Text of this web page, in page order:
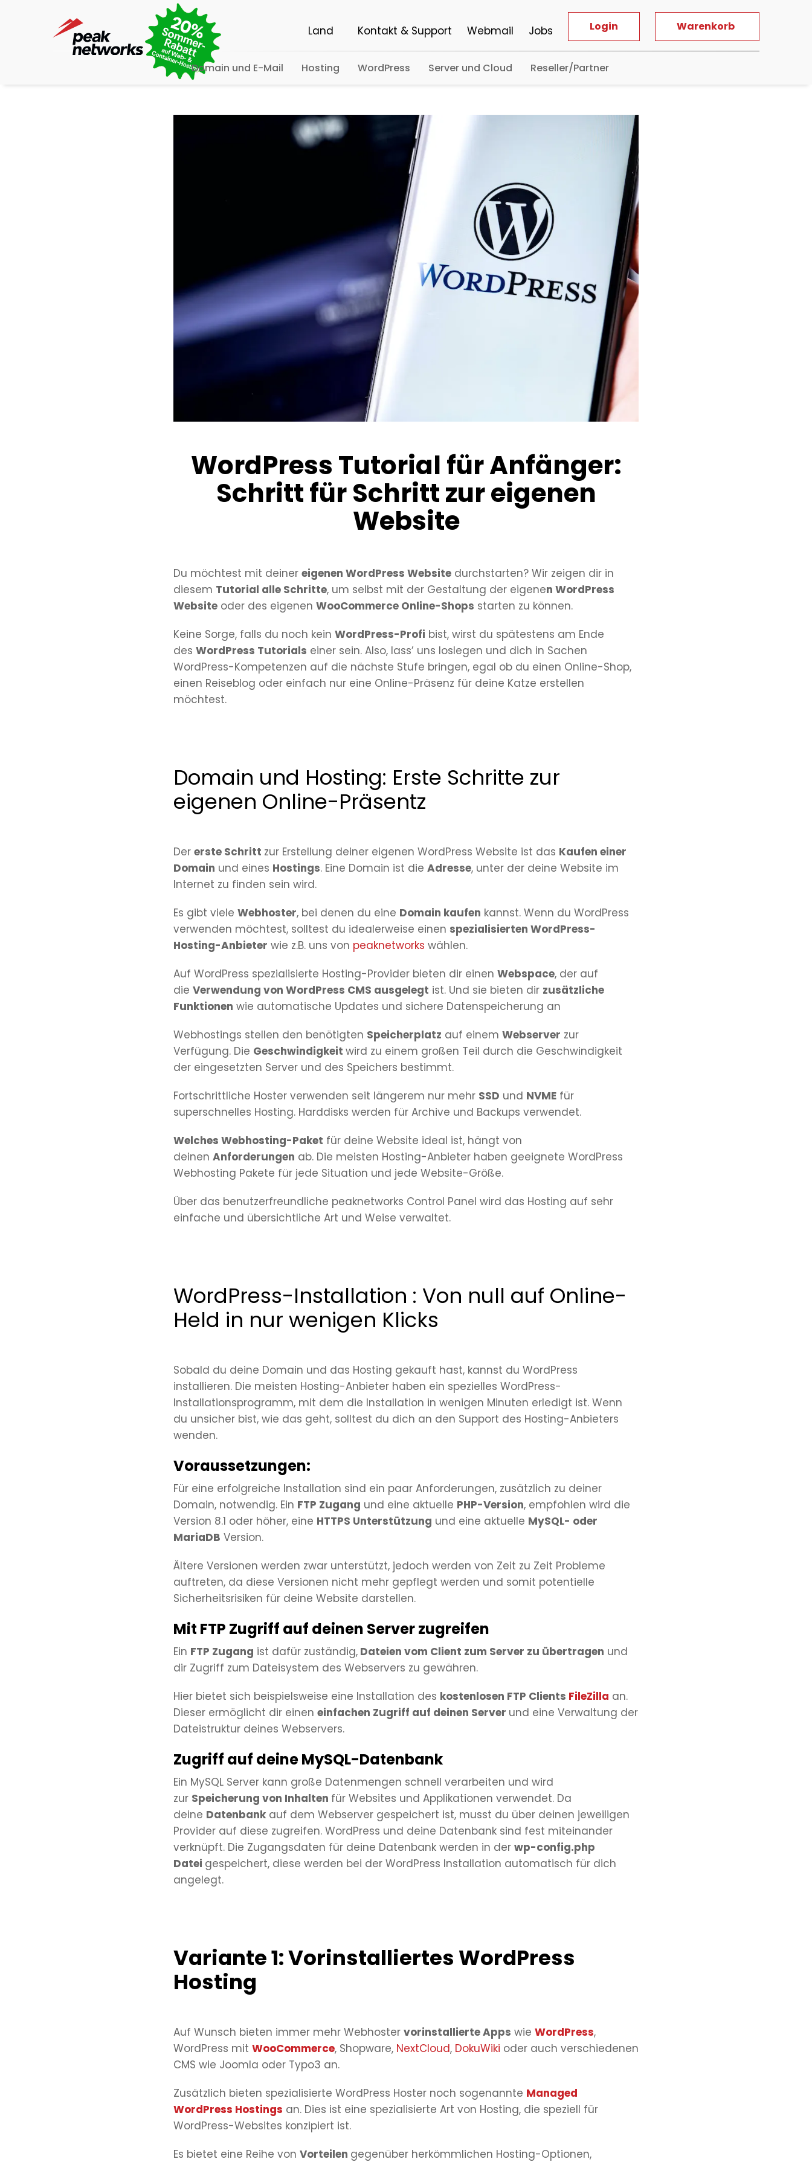
Land Kontakt & Support Webmail Jobs Login Warenkorb
Domain und E-Mail Hosting WordPress Server und Cloud Reseller/Partner
WordPress Tutorial für Anfänger:
Schritt für Schritt zur eigenen
Website
Du möchtest mit deiner eigenen WordPress Website durchstarten? Wir zeigen dir in
diesem Tutorial alle Schritte, um selbst mit der Gestaltung der eigenen WordPress
Website oder des eigenen WooCommerce Online-Shops starten zu können.
Keine Sorge, falls du noch kein WordPress-Profi bist, wirst du spätestens am Ende
des WordPress Tutorials einer sein. Also, lass’ uns loslegen und dich in Sachen
WordPress-Kompetenzen auf die nächste Stufe bringen, egal ob du einen Online-Shop,
einen Reiseblog oder einfach nur eine Online-Präsenz für deine Katze erstellen
möchtest.
Domain und Hosting: Erste Schritte zur
eigenen Online-Präsentz
Der erste Schritt zur Erstellung deiner eigenen WordPress Website ist das Kaufen einer
Domain und eines Hostings. Eine Domain ist die Adresse, unter der deine Website im
Internet zu finden sein wird.
Es gibt viele Webhoster, bei denen du eine Domain kaufen kannst. Wenn du WordPress
verwenden möchtest, solltest du idealerweise einen spezialisierten WordPress-
Hosting-Anbieter wie z.B. uns von peaknetworks wählen.
Auf WordPress spezialisierte Hosting-Provider bieten dir einen Webspace, der auf
die Verwendung von WordPress CMS ausgelegt ist. Und sie bieten dir zusätzliche
Funktionen wie automatische Updates und sichere Datenspeicherung an
Webhostings stellen den benötigten Speicherplatz auf einem Webserver zur
Verfügung. Die Geschwindigkeit wird zu einem großen Teil durch die Geschwindigkeit
der eingesetzten Server und des Speichers bestimmt.
Fortschrittliche Hoster verwenden seit längerem nur mehr SSD und NVME für
superschnelles Hosting. Harddisks werden für Archive und Backups verwendet.
Welches Webhosting-Paket für deine Website ideal ist, hängt von
deinen Anforderungen ab. Die meisten Hosting-Anbieter haben geeignete WordPress
Webhosting Pakete für jede Situation und jede Website-Größe.
Über das benutzerfreundliche peaknetworks Control Panel wird das Hosting auf sehr
einfache und übersichtliche Art und Weise verwaltet.
WordPress-Installation : Von null auf Online-
Held in nur wenigen Klicks
Sobald du deine Domain und das Hosting gekauft hast, kannst du WordPress
installieren. Die meisten Hosting-Anbieter haben ein spezielles WordPress-
Installationsprogramm, mit dem die Installation in wenigen Minuten erledigt ist. Wenn
du unsicher bist, wie das geht, solltest du dich an den Support des Hosting-Anbieters
wenden.
Voraussetzungen:
Für eine erfolgreiche Installation sind ein paar Anforderungen, zusätzlich zu deiner
Domain, notwendig. Ein FTP Zugang und eine aktuelle PHP-Version, empfohlen wird die
Version 8.1 oder höher, eine HTTPS Unterstützung und eine aktuelle MySQL- oder
MariaDB Version.
Ältere Versionen werden zwar unterstützt, jedoch werden von Zeit zu Zeit Probleme
auftreten, da diese Versionen nicht mehr gepflegt werden und somit potentielle
Sicherheitsrisiken für deine Website darstellen.
Mit FTP Zugriff auf deinen Server zugreifen
Ein FTP Zugang ist dafür zuständig, Dateien vom Client zum Server zu übertragen und
dir Zugriff zum Dateisystem des Webservers zu gewähren.
Hier bietet sich beispielsweise eine Installation des kostenlosen FTP Clients FileZilla an.
Dieser ermöglicht dir einen einfachen Zugriff auf deinen Server und eine Verwaltung der
Dateistruktur deines Webservers.
Zugriff auf deine MySQL-Datenbank
Ein MySQL Server kann große Datenmengen schnell verarbeiten und wird
zur Speicherung von Inhalten für Websites und Applikationen verwendet. Da
deine Datenbank auf dem Webserver gespeichert ist, musst du über deinen jeweiligen
Provider auf diese zugreifen. WordPress und deine Datenbank sind fest miteinander
verknüpft. Die Zugangsdaten für deine Datenbank werden in der wp-config.php
Datei gespeichert, diese werden bei der WordPress Installation automatisch für dich
angelegt.
Variante 1: Vorinstalliertes WordPress
Hosting
Auf Wunsch bieten immer mehr Webhoster vorinstallierte Apps wie WordPress,
WordPress mit WooCommerce, Shopware, NextCloud, DokuWiki oder auch verschiedenen
CMS wie Joomla oder Typo3 an.
Zusätzlich bieten spezialisierte WordPress Hoster noch sogenannte Managed
WordPress Hostings an. Dies ist eine spezialisierte Art von Hosting, die speziell für
WordPress-Websites konzipiert ist.
Es bietet eine Reihe von Vorteilen gegenüber herkömmlichen Hosting-Optionen,